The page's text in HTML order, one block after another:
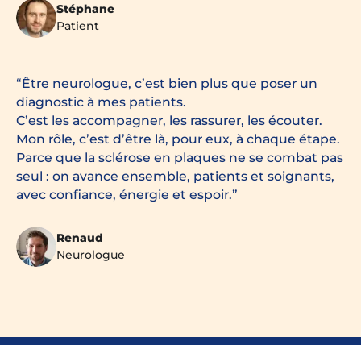
Stéphane
Patient
Être neurologue, c’est bien plus que poser un
diagnostic à mes patients.
C’est les accompagner, les rassurer, les écouter.
Mon rôle, c’est d’être là, pour eux, à chaque étape.
Parce que la sclérose en plaques ne se combat pas
seul : on avance ensemble, patients et soignants,
avec confiance, énergie et espoir.
Renaud
Neurologue